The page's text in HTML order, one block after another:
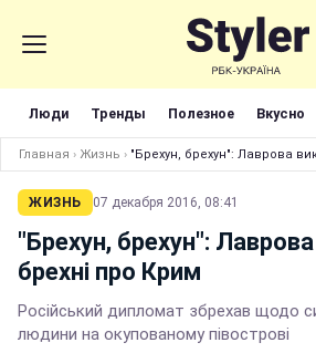
Люди Тренды Полезное Вкусно
Главная › Жизнь › "Брехун, брехун": Лаврова
ЖИЗНЬ 07 декабря 2016, 08:41
"Брехун, брехун":
брехні про Крим
Російський дипломат збрехав щодо
людини на окупованому півострові